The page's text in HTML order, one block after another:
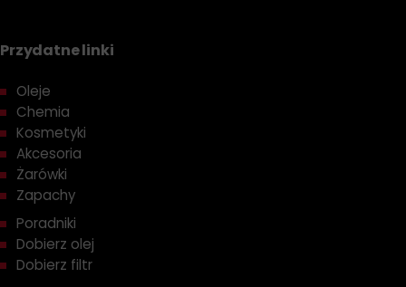
Przydatne linki
Oleje
Chemia
Kosmetyki
Akcesoria
Żarówki
Zapachy
Poradniki
Dobierz olej
Dobierz filtr